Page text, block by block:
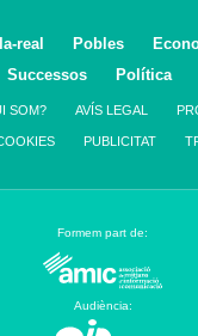
real Pobles
Successos Política
SOM? AVÍS LEGAL
PUBLICITAT
Formem part de:
Audiència: